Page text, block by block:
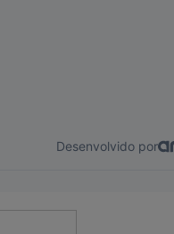
Veja a capa: